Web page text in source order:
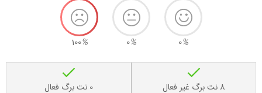
0%
0%
100%
8 نت برگ غیر فعال 0 نت برگ فعال